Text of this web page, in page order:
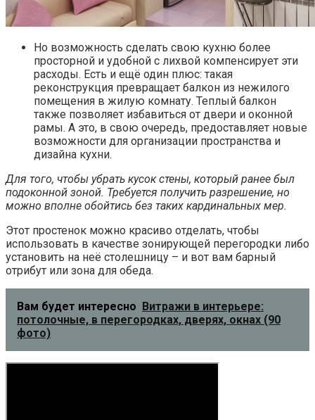
Но возможность сделать свою кухню более
просторной и удобной с лихвой компенсирует эти
расходы. Есть и ещё один плюс: такая
реконструкция превращает балкон из нежилого
помещения в жилую комнату. Теплый балкон
также позволяет избавиться от двери и оконной
рамы. А это, в свою очередь, предоставляет новые
возможности для организации пространства и
дизайна кухни.
Для того, чтобы убрать кусок стены, который ранее был
подоконной зоной. Требуется получить разрешение, но
можно вполне обойтись без таких кардинальных мер.
Этот простенок можно красиво отделать, чтобы
использовать в качестве зонирующей перегородки либо
установить на неё столешницу – и вот вам барный
отрибут или зона для обеда.
Вам будет интересно Витражи в интерьере:
потолочные, в перегородках, дверях, окнах (90
фото)